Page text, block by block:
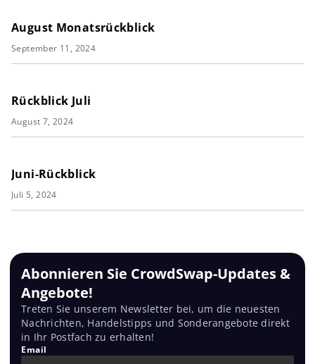
August Monatsrückblick
September 11, 2024
Rückblick Juli
August 7, 2024
Juni-Rückblick
Juli 5, 2024
Abonnieren Sie CrowdSwap-Updates &
Angebote!
Treten Sie unserem Newsletter bei, um die neuesten
Nachrichten, Handelstipps und Sonderangebote direkt
in Ihr Postfach zu erhalten!
Email